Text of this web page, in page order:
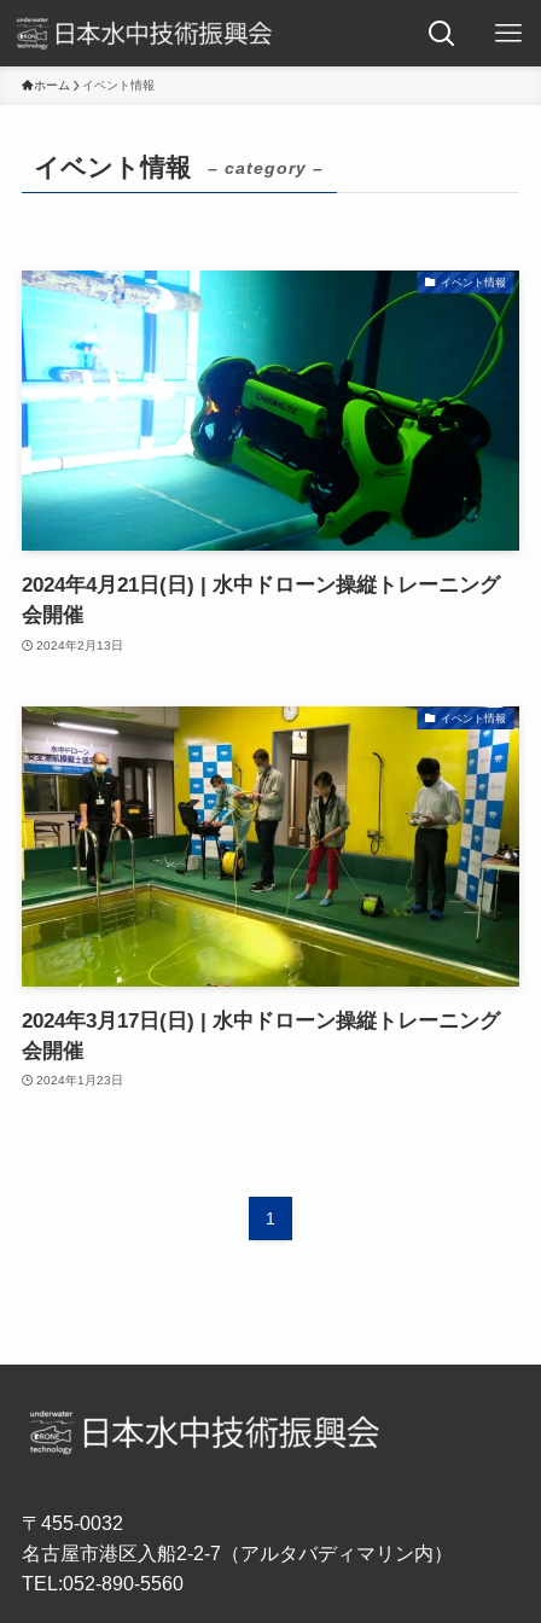
ホーム イベント情報
イベント情報 – category –
イベント情報
2024年4月21日(日) | 水中ドローン操縦トレーニング
会開催
2024年2月13日
イベント情報
2024年3月17日(日) | 水中ドローン操縦トレーニング
会開催
2024年1月23日
1
〒455-0032
名古屋市港区入船2-2-7（アルタバディマリン内）
TEL:052-890-5560